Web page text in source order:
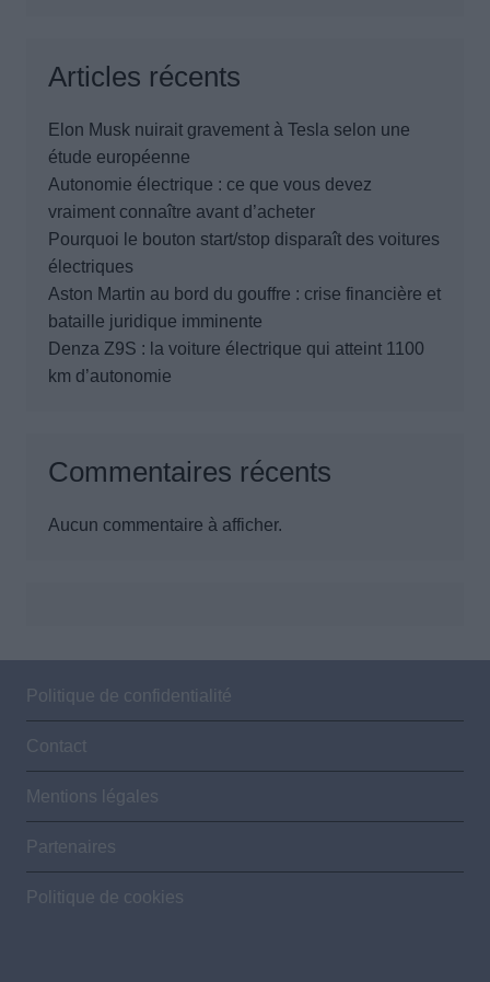
Articles récents
Elon Musk nuirait gravement à Tesla selon une
étude européenne
Autonomie électrique : ce que vous devez
vraiment connaître avant d’acheter
Pourquoi le bouton start/stop disparaît des voitures
électriques
Aston Martin au bord du gouffre : crise financière et
bataille juridique imminente
Denza Z9S : la voiture électrique qui atteint 1100
km d’autonomie
Commentaires récents
Aucun commentaire à afficher.
Politique de confidentialité
Contact
Mentions légales
Partenaires
Politique de cookies